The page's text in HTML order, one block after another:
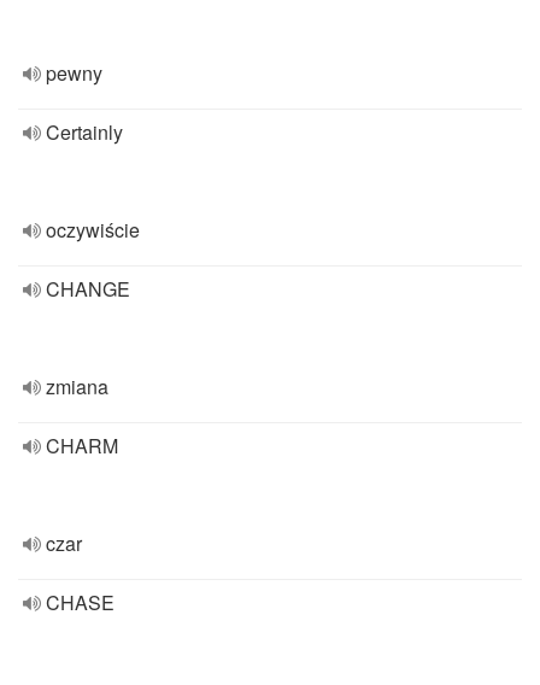
pewny
Certainly
oczywiście
CHANGE
zmiana
CHARM
czar
CHASE